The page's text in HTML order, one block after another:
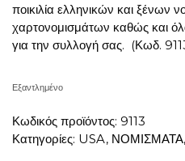
ποικιλία ελληνικών και ξένων
χαρτονομισμάτων καθώς και
για την συλλογή σας. (Κωδ.
Εξαντλημένο
Κωδικός προϊόντος: 9113
Κατηγορίες: USA, ΝΟΜΙΣΜΑΤΑ,